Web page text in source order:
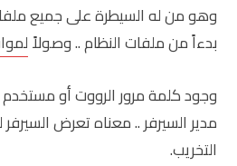
وهو من له السيطرة على جميع
بدءاً من ملفات النظام .. وصولاً
وجود كلمة مرور الرووت أو
مدير السيرفر .. معناه تعرض
التخريب.